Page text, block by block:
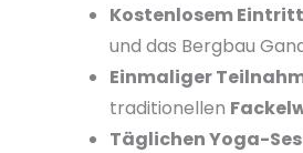
Kostenlosem Eintritt
und das Bergbau
Einmaliger
traditionellen
Täglichen Yoga-